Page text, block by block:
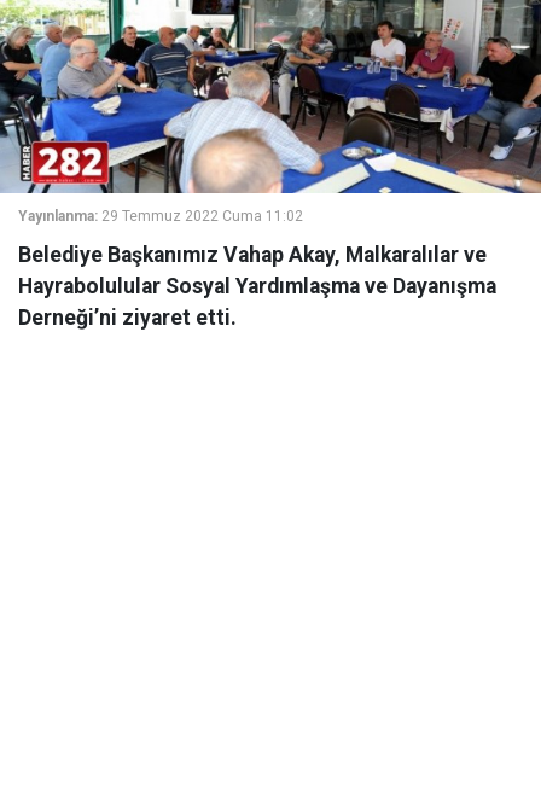
Yayınlanma: 29 Temmuz 2022 Cuma 11:02
Belediye Başkanımız Vahap Akay, Malkaralılar ve
Hayrabolulular Sosyal Yardımlaşma ve Dayanışma
Derneği’ni ziyaret etti.